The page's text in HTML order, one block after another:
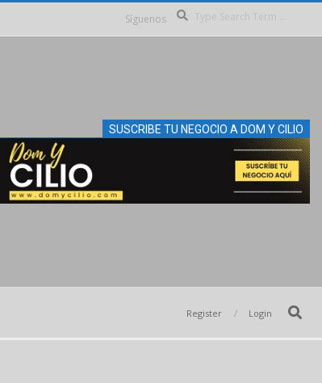
Síguenos
SUSCRIBE TU NEGOCIO A DOM Y CILIO
Register Login Search